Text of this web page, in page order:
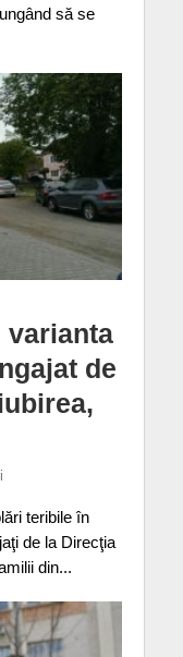
să se
varianta
de
teribile în
de la Direcţia
din...